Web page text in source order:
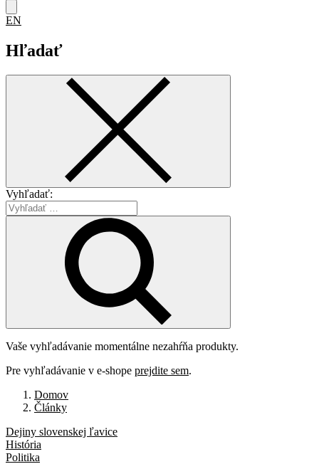
EN
Hľadať
Vyhľadať:
Vaše vyhľadávanie momentálne nezahŕňa produkty.
Pre vyhľadávanie v e-shope prejdite sem.
Domov
Články
Dejiny slovenskej ľavice
História
Politika